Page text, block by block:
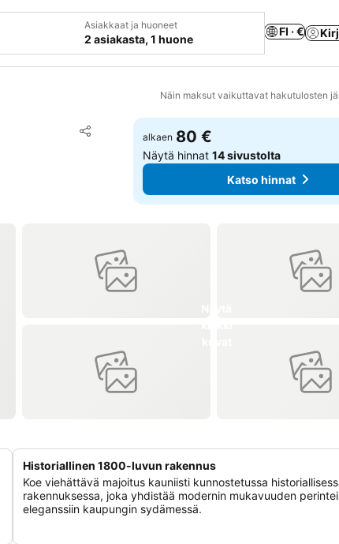
Asiakkaat ja huoneet
2 asiakasta, 1 huone
FI · €
Näin maksut vaikuttavat hakutulosten
Jaa
Lisää suosikkeihin
alkaen 80 €
Näytä hinnat14 sivustolta
Katso hinnat
Historiallinen 1800-luvun rakennus
Koe viehättävä majoitus kauniisti kunnostetussa
rakennuksessa, joka yhdistää modernin mukavuuden
eleganssiin kaupungin sydämessä.